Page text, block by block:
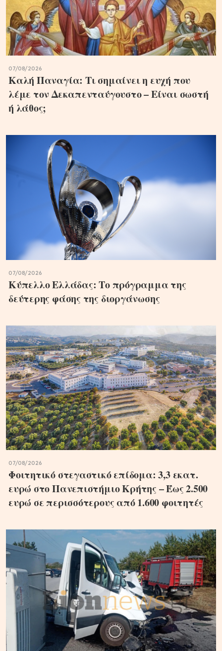
07/08/2026
Καλή Παναγία: Τι σημαίνει η ευχή που
λέμε τον Δεκαπενταύγουστο – Είναι σωστή
ή λάθος;
07/08/2026
Κύπελλο Ελλάδας: Το πρόγραμμα της
δεύτερης φάσης της διοργάνωσης
07/08/2026
Φοιτητικό στεγαστικό επίδομα: 3,3 εκατ.
ευρώ στο Πανεπιστήμιο Κρήτης – Έως 2.500
ευρώ σε περισσότερους από 1.600 φοιτητές